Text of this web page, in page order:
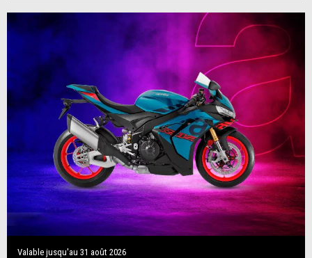
Valable jusqu'au 31 août 2026